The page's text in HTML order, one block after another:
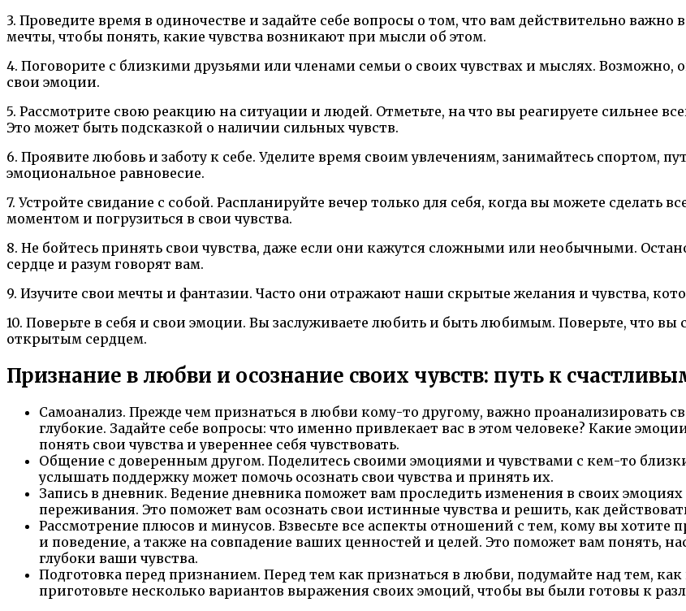
3. Проведите время в одиночестве и задайте себе вопросы о том, что вам действительно
мечты, чтобы понять, какие чувства возникают при мысли об этом.
4. Поговорите с близкими друзьями или членами семьи о своих чувствах и мыслях. Возможно,
свои эмоции.
5. Рассмотрите свою реакцию на ситуации и людей. Отметьте, на что вы реагируете сильнее
Это может быть подсказкой о наличии сильных чувств.
6. Проявите любовь и заботу к себе. Уделите время своим увлечениям, занимайтесь спортом,
эмоциональное равновесие.
7. Устройте свидание с собой. Распланируйте вечер только для себя, когда вы можете сделать
моментом и погрузиться в свои чувства.
8. Не бойтесь принять свои чувства, даже если они кажутся сложными или необычными.
сердце и разум говорят вам.
9. Изучите свои мечты и фантазии. Часто они отражают наши скрытые желания и чувства,
10. Поверьте в себя и свои эмоции. Вы заслуживаете любить и быть любимым. Поверьте, что вы
открытым сердцем.
Признание в любви и осознание своих чувств: путь к
Самоанализ. Прежде чем признаться в любви кому-то другому, важно проанализировать
глубокие. Задайте себе вопросы: что именно привлекает вас в этом человеке? Какие
понять свои чувства и увереннее себя чувствовать.
Общение с доверенным другом. Поделитесь своими эмоциями и чувствами с кем-то
услышать поддержку может помочь осознать свои чувства и принять их.
Запись в дневник. Ведение дневника поможет вам проследить изменения в своих
переживания. Это поможет вам осознать свои истинные чувства и решить, как
Рассмотрение плюсов и минусов. Взвесьте все аспекты отношений с тем, кому вы хотите
и поведение, а также на совпадение ваших ценностей и целей. Это поможет вам понять,
глубоки ваши чувства.
Подготовка перед признанием. Перед тем как признаться в любви, подумайте над тем,
приготовьте несколько вариантов выражения своих эмоций, чтобы вы были готовы к